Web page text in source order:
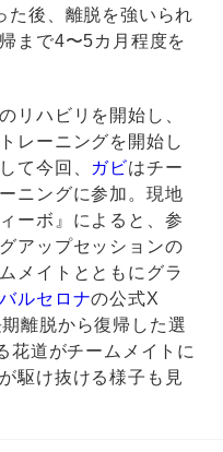
た後、離脱を強いられ
まで4〜5カ月程度を
リハビリを開始し、
レーニングを開始し
て今回、 ガビはチー
ニングに参加。現地
ーボ』によると、参
アップセッションの
メイトとともにグラ
バルセロナの公式X
離脱から復帰した選
花道がチームメイトに
が駆け抜ける様子も見